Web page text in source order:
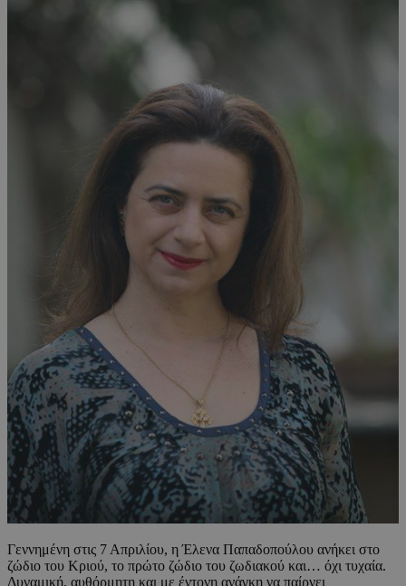
Γεννημένη στις 7 Απριλίου, η Έλενα Παπαδοπούλου ανήκει στο
ζώδιο του Κριού, το πρώτο ζώδιο του ζωδιακού και… όχι τυχαία.
Δυναμική, αυθόρμητη και με έντονη ανάγκη να παίρνει